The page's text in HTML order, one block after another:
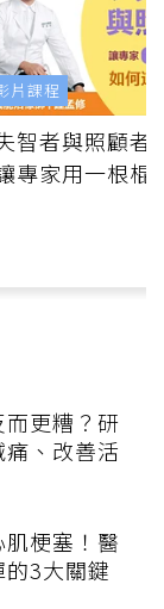
智者與照顧者
專家用一根棍
片課程
更糟？研
、改善活
梗塞！醫
3大關鍵